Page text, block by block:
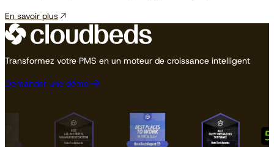
En savoir plus
Transformez votre PMS en un moteur de croissance intelligent
Demander une démo